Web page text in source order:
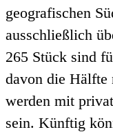
geografischen
ausschließlich
265 Stück sind
davon die Hälfte
werden mit
sein. Künftig